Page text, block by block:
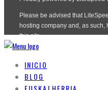
INICIO
BLOG